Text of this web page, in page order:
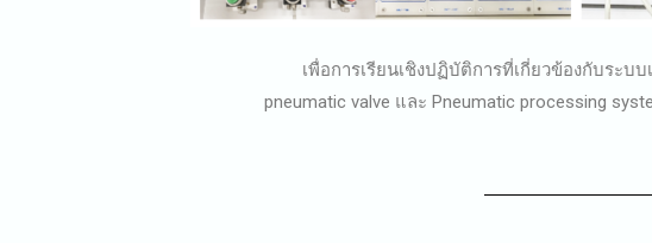
เพื่อการเรียนเชิงปฏิบัติการที่เกี่ยวข้องกับระบบเ
pneumatic valve และ Pneumatic processing